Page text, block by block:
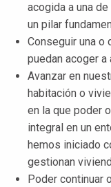
acogida a una
un pilar
Conseguir una o
puedan acoger
Avanzar en
habitación o
en la que poder
integral en un
hemos iniciado
gestionan
Poder continuar